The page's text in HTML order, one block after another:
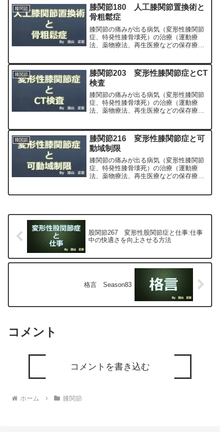
専門医（人工関節手術を専門）の塗山正
宏が色々と説明します。
膝関節
膝関節180 人工膝関節置換術と
骨粗鬆症
膝関節の痛みが出る病気（変形性膝関節
症、特発性膝骨壊死）の治療（運動療
法、薬物療法、再生医療などの保存療
専門医（人工関節手術を専門）の塗山正
宏が色々と説明します。
膝関節
膝関節203 変形性膝関節症とCT
検査
膝関節の痛みが出る病気（変形性膝関節
症、特発性膝骨壊死）の治療（運動療
法、薬物療法、再生医療などの保存療
専門医（人工関節手術を専門）の塗山正
宏が色々と説明します。
膝関節
膝関節216 変形性膝関節症と可
動域制限
膝関節の痛みが出る病気（変形性膝関節
症、特発性膝骨壊死）の治療（運動療
法、薬物療法、再生医療などの保存療
股関節267 変形性股関節症と仕事:仕事
中の快適さを向上させる方法
格言 Season83
コメント
コメントを書き込む
ホーム 膝関節